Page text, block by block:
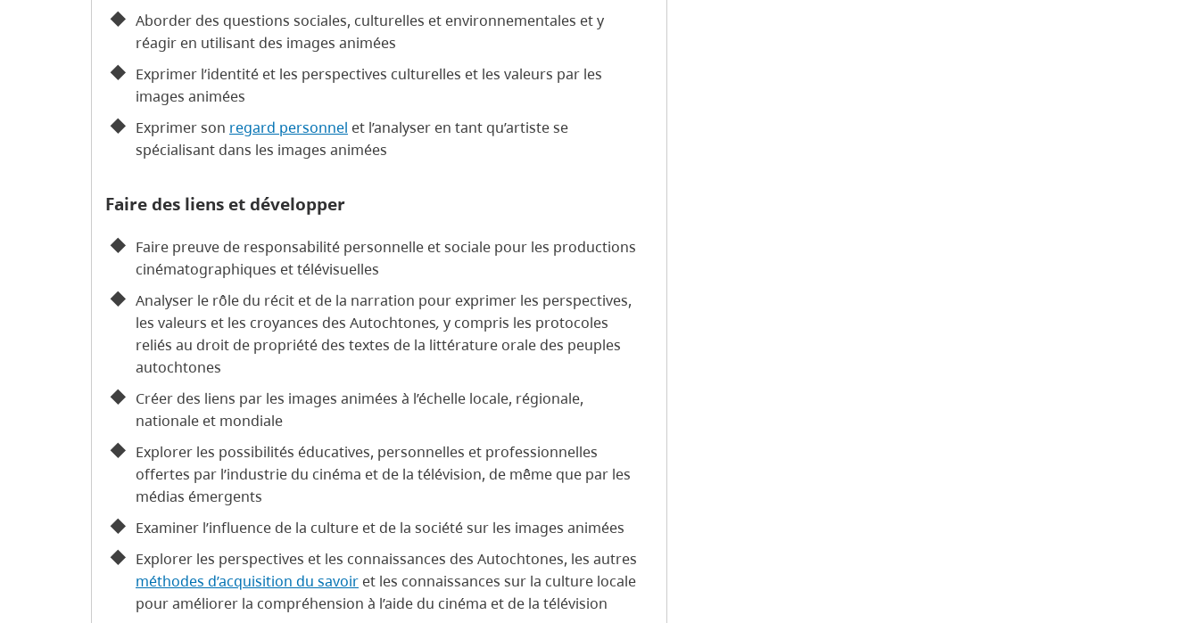
Aborder des questions sociales, culturelles et environnementales et y
réagir en utilisant des images animées
Exprimer l’identité et les perspectives culturelles et les valeurs par les
images animées
Exprimer son regard personnel et l’analyser en tant qu’artiste se
spécialisant dans les images animées
Faire des liens et développer
Faire preuve de responsabilité personnelle et sociale pour les productions
cinématographiques et télévisuelles
Analyser le rôle du récit et de la narration pour exprimer les perspectives,
les valeurs et les croyances des Autochtones, y compris les protocoles
reliés au droit de propriété des textes de la littérature orale des peuples
autochtones
Créer des liens par les images animées à l’échelle locale, régionale,
nationale et mondiale
Explorer les possibilités éducatives, personnelles et professionnelles
offertes par l’industrie du cinéma et de la télévision, de même que par les
médias émergents
Examiner l’influence de la culture et de la société sur les images animées
Explorer les perspectives et les connaissances des Autochtones, les autres
méthodes d’acquisition du savoir et les connaissances sur la culture locale
pour améliorer la compréhension à l’aide du cinéma et de la télévision